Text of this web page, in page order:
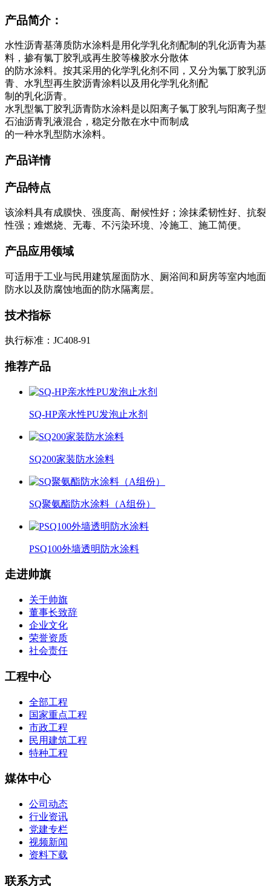
产品简介：
水性沥青基薄质防水涂料是用化学乳化剂配制的乳化沥青为基
料，掺有氯丁胶乳或再生胶等橡胶水分散体
的防水涂料。按其采用的化学乳化剂不同，又分为氯丁胶乳沥
青、水乳型再生胶沥青涂料以及用化学乳化剂配
制的乳化沥青。
水乳型氯丁胶乳沥青防水涂料是以阳离子氯丁胶乳与阳离子型
石油沥青乳液混合，稳定分散在水中而制成
的一种水乳型防水涂料。
产品详情
产品特点
该涂料具有成膜快、强度高、耐候性好；涂抹柔韧性好、抗裂
性强；难燃烧、无毒、不污染环境、冷施工、施工简便。
产品应用领域
可适用于工业与民用建筑屋面防水、厕浴间和厨房等室内地面
防水以及防腐蚀地面的防水隔离层。
技术指标
执行标准：JC408-91
推荐产品
SQ-HP亲水性PU发泡止水剂
SQ200家装防水涂料
SQ聚氨酯防水涂料（A组份）
PSQ100外墙透明防水涂料
走进帅旗
关于帅旗
董事长致辞
企业文化
荣誉资质
社会责任
工程中心
全部工程
国家重点工程
市政工程
民用建筑工程
特种工程
媒体中心
公司动态
行业资讯
党建专栏
视频新闻
资料下载
联系方式